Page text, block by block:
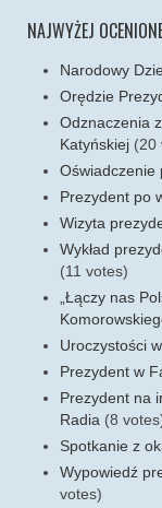
NAJWYŻEJ
Narodowy
Orędzie
Odznaczenia
Katyńskiej (20
Oświadczenie
Prezydent po
Wizyta
Wykład
(11 votes)
„Łączy nas
Uroczystości
Prezydent w
Prezydent na
Radia (8
Spotkanie z
Wypowiedź
votes)